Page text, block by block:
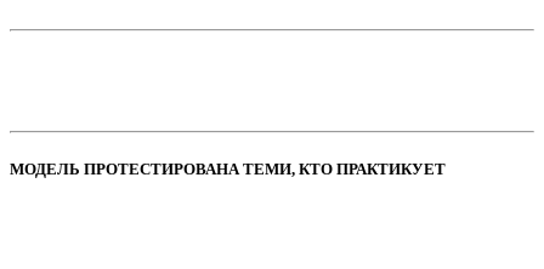
МОДЕЛЬ ПРОТЕСТИРОВАНА ТЕМИ, КТО ПРАКТИКУЕТ